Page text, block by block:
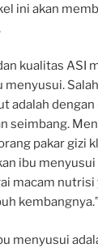
ini akan
kualitas ASI
menyusui.
adalah
seimbang.
pakar gizi
ibu
macam
menyusui